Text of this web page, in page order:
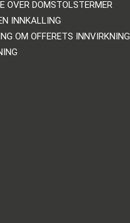
OVER DOMSTOLSTERMER
INNKALLING
OM OFFERETS INNVIRKNING